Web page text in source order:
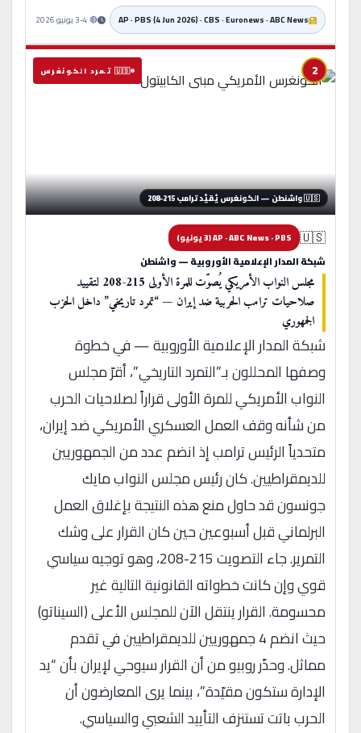
AP · PBS (4 Jun 2026) · CBS · Euronews · ABC News 🔴 3-4 يونيو 2026
2 🇺🇸 تمرد الكونغرس
🇺🇸 واشنطن — الكونغرس يُقيّد ترامب 215-208
🇺🇸 AP · ABC News · PBS (3 يونيو)
شبكة المدار الإعلامية الأوروبية — واشنطن
مجلس النواب الأمريكي يُصوّت للمرة الأولى 215-208 لتقييد
صلاحيات ترامب الحربية ضد إيران — “تمرد تاريخي” داخل الحزب
الجمهوري
شبكة المدار الإعلامية الأوروبية — في خطوة
وصفها المحللون بـ”التمرد التاريخي”، أقرّ مجلس
النواب الأمريكي للمرة الأولى قراراً لصلاحيات الحرب
من شأنه وقف العمل العسكري الأمريكي ضد إيران،
متحدياً الرئيس ترامب إذ انضم عدد من الجمهوريين
للديمقراطيين. كان رئيس مجلس النواب مايك
جونسون قد حاول منع هذه النتيجة بإغلاق العمل
البرلماني قبل أسبوعين حين كان القرار على وشك
التمرير. جاء التصويت 215-208، وهو توجيه سياسي
قوي وإن كانت خطواته القانونية التالية غير
محسومة. القرار ينتقل الآن للمجلس الأعلى (السيناتو)
حيث انضم 4 جمهوريين للديمقراطيين في تقدم
مماثل. وحذّر روبيو من أن القرار سيوحي لإيران بأن “يد
الإدارة ستكون مقيّدة”، بينما يرى المعارضون أن
الحرب باتت تستنزف التأييد الشعبي والسياسي.